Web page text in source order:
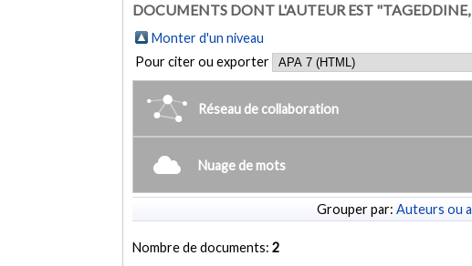
DOCUMENTS DONT L'AUTEUR EST
Monter d'un niveau
Pour citer ou exporter
Réseau de collaboration
Nuage de mots
Grouper par: Auteurs ou
Nombre de documents:2